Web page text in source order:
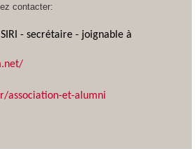
contacter:
- secrétaire - joignable à
association-et-alumni